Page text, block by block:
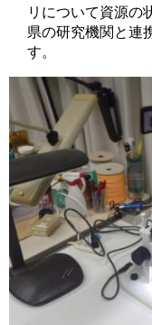
リについて資源の
県の研究機関と連
す。